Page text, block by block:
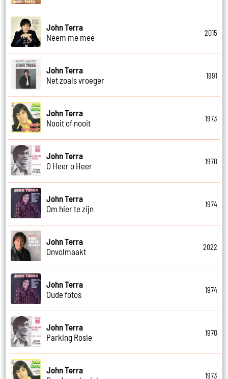
John Terra
Neem me mee
2015
John Terra
Net zoals vroeger
1991
John Terra
Nooit of nooit
1973
John Terra
O Heer o Heer
1970
John Terra
Om hier te zijn
1974
John Terra
Onvolmaakt
2022
John Terra
Oude fotos
1974
John Terra
Parking Rosie
1970
John Terra
1973